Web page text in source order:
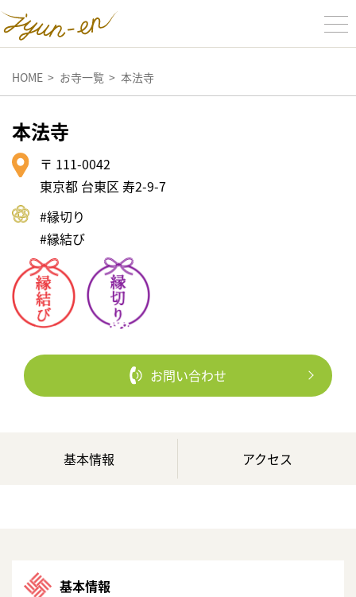
HOME お寺一覧 本法寺
本法寺
〒 111-0042
東京都 台東区 寿2-9-7
#縁切り
#縁結び
お問い合わせ
基本情報 アクセス
基本情報